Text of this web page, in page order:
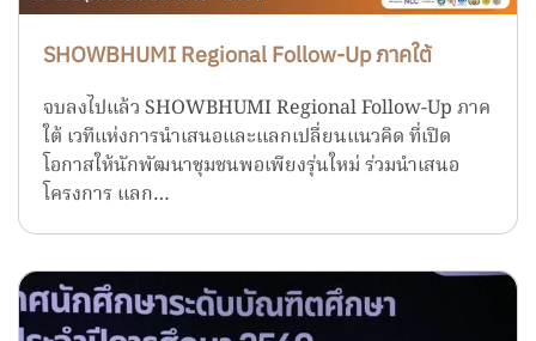
SHOWBHUMI Regional Follow-Up ภาคใต้
จบลงไปแล้ว SHOWBHUMI Regional Follow-Up ภาค
ใต้ เวทีแห่งการนำเสนอและแลกเปลี่ยนแนวคิด ที่เปิด
โอกาสให้นักพัฒนาชุมชนพอเพียงรุ่นใหม่ ร่วมนำเสนอ
โครงการ แลก…